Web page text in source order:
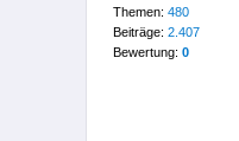
Themen: 480
Beiträge: 2.407
Bewertung: 0